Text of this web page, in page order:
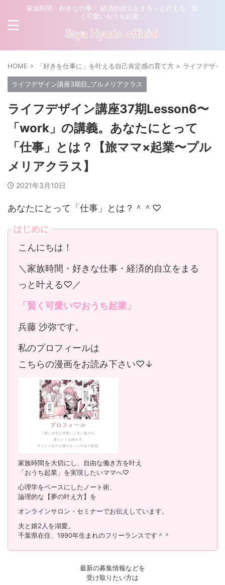
家族時間・好きな仕事・ 経済的自立をまるっと叶える「賢
く可愛いおうち起業」
HOME > 「好きを仕事に」を叶える自己肯定感の育て方 > ライフデザイ
ライフデザイン講座3期目_プルメリアクラス
ライフデザイン講座37期Lesson6〜
「work」の講義。あなたにとって
「仕事」とは？【旅ママ×起業〜プル
メリアクラス】
2021年3月10日
あなたにとって「仕事」とは？＾＾♡
はじめに
こんにちは！
＼家族時間・好きな仕事・経済的自立をまる
っと叶える♡／
「賢く可愛い♡おうち起業」
兵藤 沙弥です。
私のプロフィールは
こちらの漫画をお読み下さい♡↓
家族時間を大切にし、自由な働き方を叶え
「おうち起業」を実現したいママへ♡
心理学をベースにしたノート術、
論理的な【夢の叶え方】を
オンラインサロン・セミナーでお伝えしています。
夫と娘2人を溺愛。
千葉県在住、1990年生まれのフリーランスです＾＾
最新の募集情報などを
受け取りたい方は